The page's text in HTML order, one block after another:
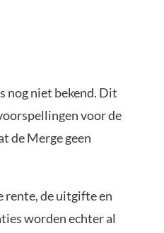
nog niet bekend. Dit
voor de
de Merge geen
rente, de uitgifte en
worden echter al